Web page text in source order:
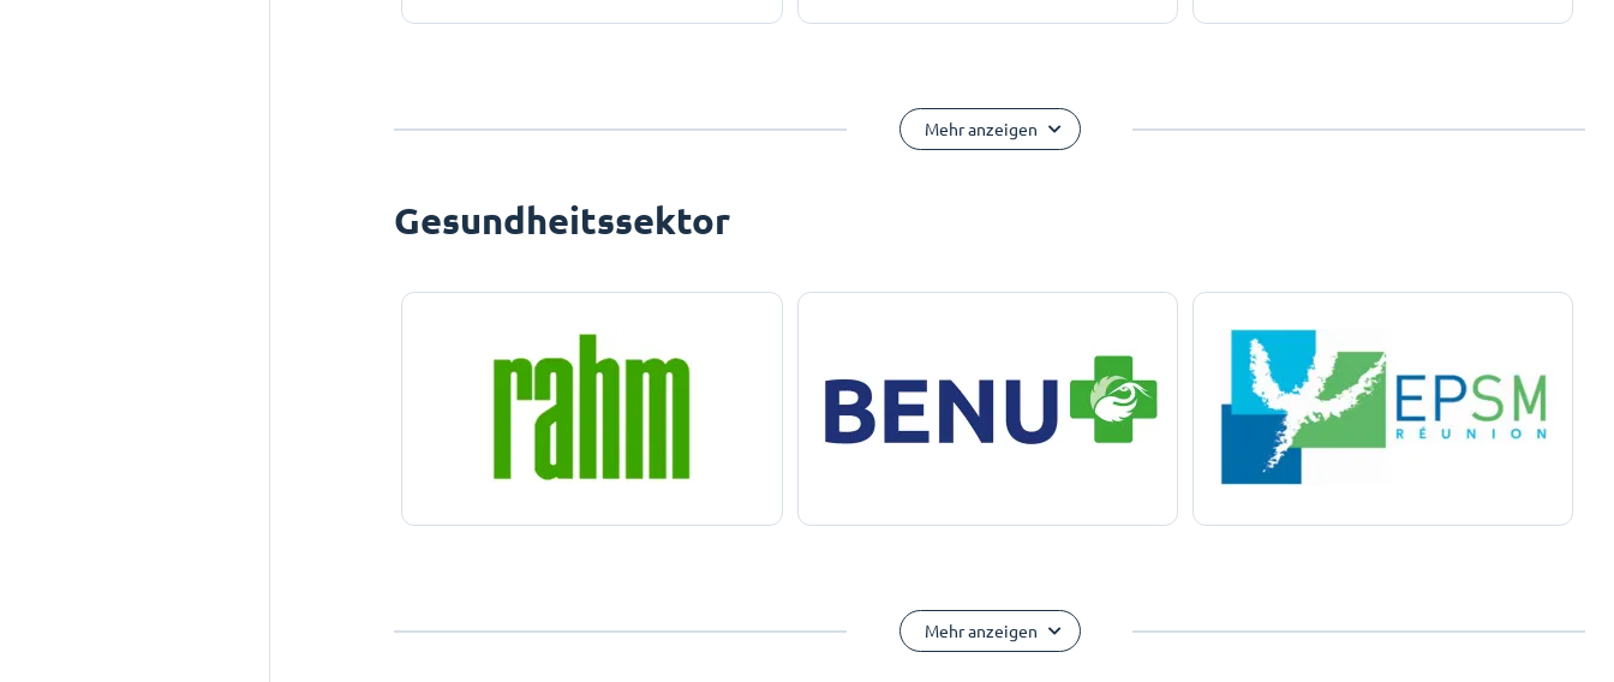
Mehr anzeigen
Gesundheitssektor
Mehr anzeigen